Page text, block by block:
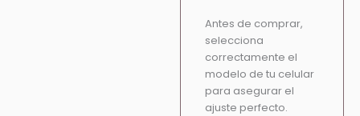
Antes de comprar,
selecciona
correctamente el
modelo de tu celular
para asegurar el
ajuste perfecto.